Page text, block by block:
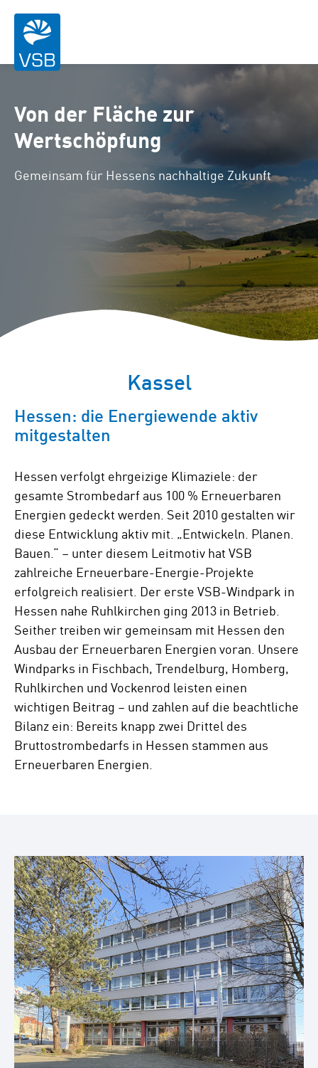
Kassel
Von der Fläche zur
Wertschöpfung
Gemeinsam für Hessens nachhaltige Zukunft
Hessen: die Energiewende aktiv
mitgestalten
Hessen verfolgt ehrgeizige Klimaziele: der
gesamte Strombedarf aus 100 % Erneuerbaren
Energien gedeckt werden. Seit 2010 gestalten wir
diese Entwicklung aktiv mit. „Entwickeln. Planen.
Bauen.“ – unter diesem Leitmotiv hat VSB
zahlreiche Erneuerbare-Energie-Projekte
erfolgreich realisiert. Der erste VSB-Windpark in
Hessen nahe Ruhlkirchen ging 2013 in Betrieb.
Seither treiben wir gemeinsam mit Hessen den
Ausbau der Erneuerbaren Energien voran. Unsere
Windparks in Fischbach, Trendelburg, Homberg,
Ruhlkirchen und Vockenrod leisten einen
wichtigen Beitrag – und zahlen auf die beachtliche
Bilanz ein: Bereits knapp zwei Drittel des
Bruttostrombedarfs in Hessen stammen aus
Erneuerbaren Energien.